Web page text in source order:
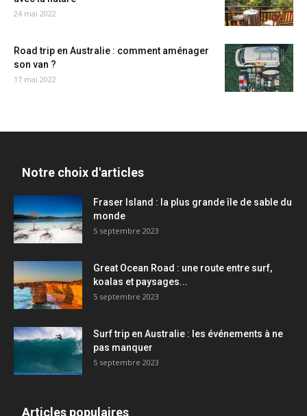
24 mai 2022
Road trip en Australie : comment aménager
son van ?
17 mai 2022
Notre choix d'articles
Fraser Island : la plus grande île de sable du
monde
5 septembre 2023
Great Ocean Road : une route entre surf,
koalas et paysages...
5 septembre 2023
Surf trip en Australie : les événements à ne
pas manquer
5 septembre 2023
Articles populaires